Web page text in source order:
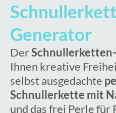
Generator
Der
Ihnen kreative
selbst ausgedachte
Schnullerkette mit
und das frei Perle für